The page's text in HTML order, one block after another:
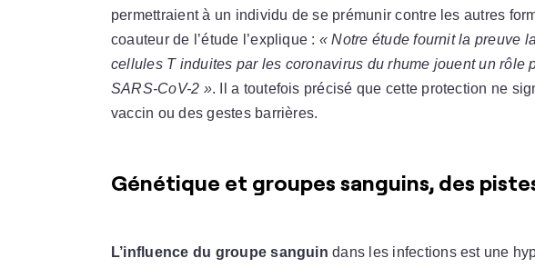
permettraient à un individu de se prémunir contre les autres
coauteur de l’étude l’explique : « Notre étude fournit la preuve
cellules T induites par les coronavirus du rhume jouent un rôle
SARS-CoV-2 ». Il a toutefois précisé que cette protection ne
vaccin ou des gestes barrières.
Génétique et groupes sanguins, des
L’influence du groupe sanguin dans les infections est une